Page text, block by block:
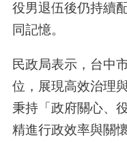
役男退伍後仍持續
同記憶。
民政局表示，台中
位，展現高效治理
秉持「政府關心、
精進行政效率與關